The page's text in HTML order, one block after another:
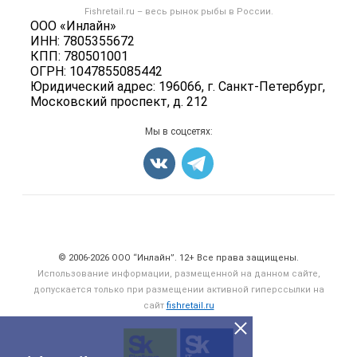
Fishretail.ru – весь рынок рыбы в России.
ООО «Инлайн»
ИНН: 7805355672
КПП: 780501001
ОГРН: 1047855085442
Юридический адрес: 196066, г. Санкт-Петербург,
Московский проспект, д. 212
Политика обработки персональных данных
Вакансии
Блог
Икра
Рыбопосадочный материал
Полуфабрикаты
Консервы
Карта объявлений
Мы в соцсетях:
© 2006‑2026 ООО “Инлайн”. 12+ Все права защищены.
Использование информации, размещенной на данном сайте,
допускается только при размещении активной гиперссылки на
сайт fishretail.ru